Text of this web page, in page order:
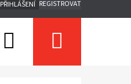
PŘIHLÁŠENÍ REGISTROVAT
Hledat